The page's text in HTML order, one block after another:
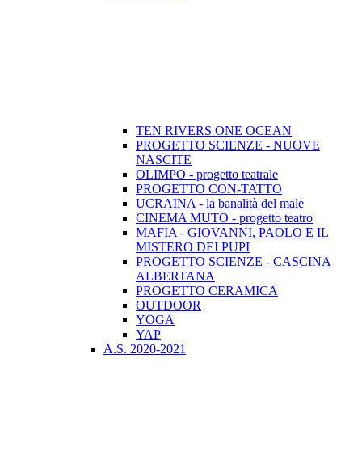
TEN RIVERS ONE OCEAN
PROGETTO SCIENZE - NUOVE
NASCITE
OLIMPO - progetto teatrale
PROGETTO CON-TATTO
UCRAINA - la banalità del male
CINEMA MUTO - progetto teatro
MAFIA - GIOVANNI, PAOLO E IL
MISTERO DEI PUPI
PROGETTO SCIENZE - CASCINA
ALBERTANA
PROGETTO CERAMICA
OUTDOOR
YOGA
YAP
A.S. 2020-2021